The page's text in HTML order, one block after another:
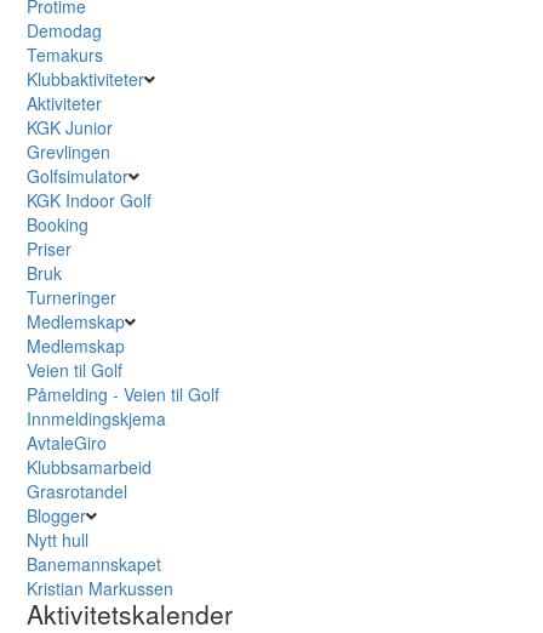
Protime
Demodag
Temakurs
Klubbaktiviteter
Aktiviteter
KGK Junior
Grevlingen
Golfsimulator
KGK Indoor Golf
Booking
Priser
Bruk
Turneringer
Medlemskap
Medlemskap
Veien til Golf
Påmelding - Veien til Golf
Innmeldingskjema
AvtaleGiro
Klubbsamarbeid
Grasrotandel
Blogger
Nytt hull
Banemannskapet
Kristian Markussen
Aktivitetskalender